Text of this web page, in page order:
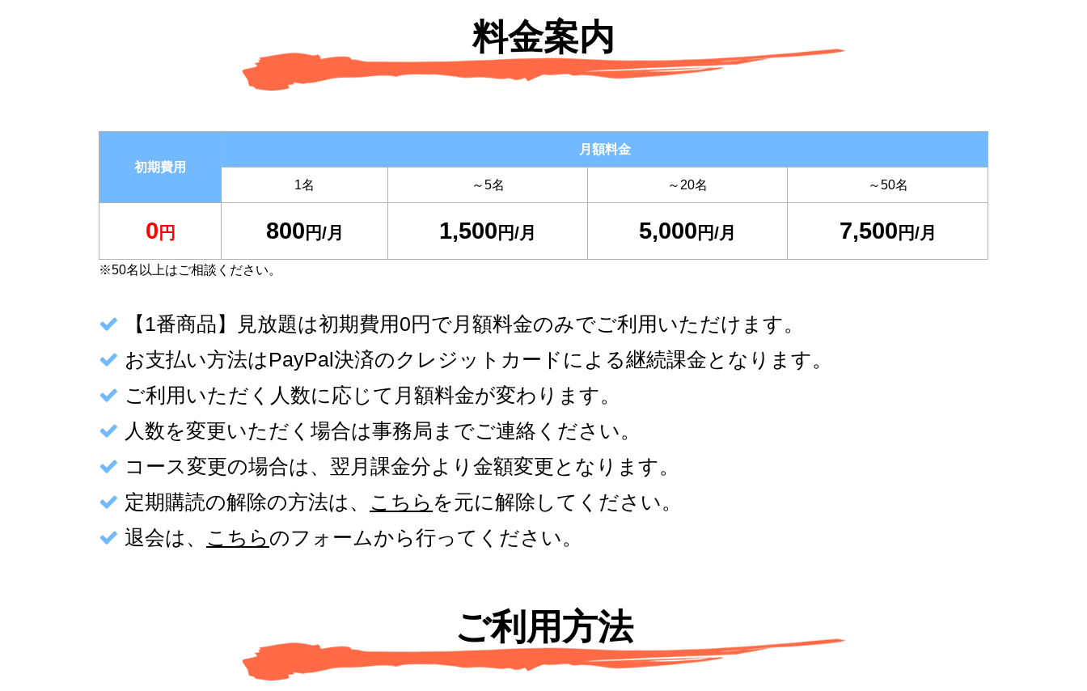
料金案内
初期費用
月額料金
1名 ～5名 ～20名 ～50名
0 円 800 円/月 1,500 円/月 5,000 円/月 7,500 円/月
※50名以上はご相談ください。
【1番商品】見放題は初期費用0円で月額料金のみでご利用いただけます。
お支払い方法はPayPal決済のクレジットカードによる継続課金となります。
ご利用いただく人数に応じて月額料金が変わります。
人数を変更いただく場合は事務局までご連絡ください。
コース変更の場合は、翌月課金分より金額変更となります。
定期購読の解除の方法は、
こちら を元に解除してください。
退会は、
こちら のフォームから行ってください。
ご利用方法